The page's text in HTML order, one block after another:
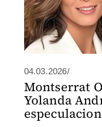
04.03.2026/
Montserrat
Yolanda